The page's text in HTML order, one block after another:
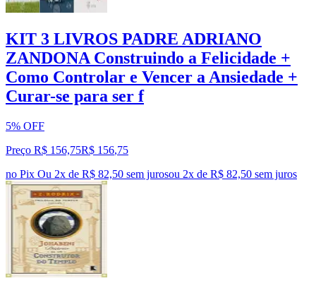
KIT 3 LIVROS PADRE ADRIANO
ZANDONA Construindo a Felicidade +
Como Controlar e Vencer a Ansiedade +
Curar-se para ser f
5% OFF
Preço R$ 156,75R$ 156,75
no Pix Ou 2x de R$ 82,50 sem jurosou 2x de R$ 82,50 sem juros